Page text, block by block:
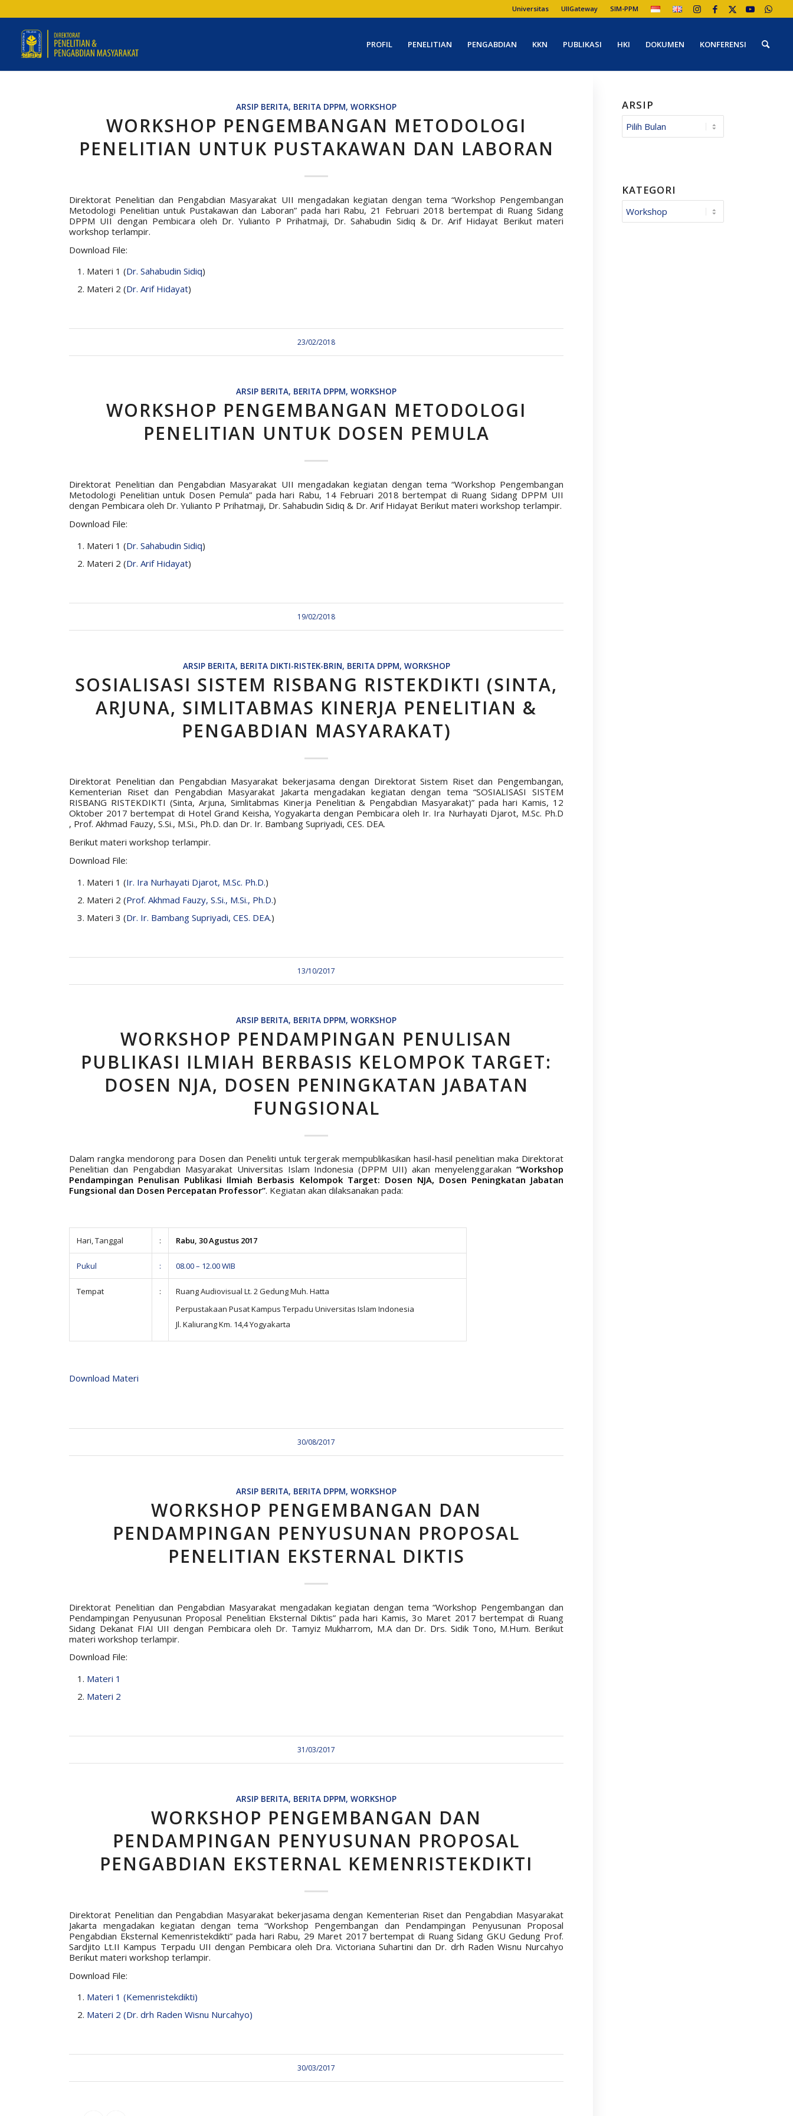
Universitas UIIGateway SIM-PPM
PROFIL PENELITIAN PENGABDIAN KKN PUBLIKASI HKI DOKUMEN KONFERENSI
ARSIP BERITA, BERITA DPPM,WORKSHOP
WORKSHOP PENGEMBANGAN METODOLOGI
PENELITIAN UNTUK PUSTAKAWAN DAN LABORAN
Direktorat Penelitian dan Pengabdian Masyarakat UII mengadakan kegiatan dengan tema “Workshop Pengembangan
Metodologi Penelitian untuk Pustakawan dan Laboran” pada hari Rabu, 21 Februari 2018 bertempat di Ruang Sidang
DPPM UII dengan Pembicara oleh Dr. Yulianto P Prihatmaji, Dr. Sahabudin Sidiq & Dr. Arif Hidayat Berikut materi
workshop terlampir.
Download File:
Materi 1 (Dr. Sahabudin Sidiq)
Materi 2 (Dr. Arif Hidayat)
23/02/2018
ARSIP BERITA, BERITA DPPM,WORKSHOP
WORKSHOP PENGEMBANGAN METODOLOGI
PENELITIAN UNTUK DOSEN PEMULA
Direktorat Penelitian dan Pengabdian Masyarakat UII mengadakan kegiatan dengan tema “Workshop Pengembangan
Metodologi Penelitian untuk Dosen Pemula” pada hari Rabu, 14 Februari 2018 bertempat di Ruang Sidang DPPM UII
dengan Pembicara oleh Dr. Yulianto P Prihatmaji, Dr. Sahabudin Sidiq & Dr. Arif Hidayat Berikut materi workshop terlampir.
Download File:
Materi 1 (Dr. Sahabudin Sidiq)
Materi 2 (Dr. Arif Hidayat)
19/02/2018
ARSIP BERITA, BERITA DIKTI-RISTEK-BRIN, BERITA DPPM, WORKSHOP
SOSIALISASI SISTEM RISBANG RISTEKDIKTI (SINTA,
ARJUNA, SIMLITABMAS KINERJA PENELITIAN &
PENGABDIAN MASYARAKAT)
Direktorat Penelitian dan Pengabdian Masyarakat bekerjasama dengan Direktorat Sistem Riset dan Pengembangan,
Kementerian Riset dan Pengabdian Masyarakat Jakarta mengadakan kegiatan dengan tema “SOSIALISASI SISTEM
RISBANG RISTEKDIKTI (Sinta, Arjuna, Simlitabmas Kinerja Penelitian & Pengabdian Masyarakat)” pada hari Kamis, 12
Oktober 2017 bertempat di Hotel Grand Keisha, Yogyakarta dengan Pembicara oleh Ir. Ira Nurhayati Djarot, M.Sc. Ph.D
, Prof. Akhmad Fauzy, S.Si., M.Si., Ph.D. dan Dr. Ir. Bambang Supriyadi, CES. DEA.
Berikut materi workshop terlampir.
Download File:
Materi 1 (Ir. Ira Nurhayati Djarot, M.Sc. Ph.D.)
Materi 2 (Prof. Akhmad Fauzy, S.Si., M.Si., Ph.D.)
Materi 3 (Dr. Ir. Bambang Supriyadi, CES. DEA.)
13/10/2017
ARSIP BERITA, BERITA DPPM,WORKSHOP
WORKSHOP PENDAMPINGAN PENULISAN
PUBLIKASI ILMIAH BERBASIS KELOMPOK TARGET:
DOSEN NJA, DOSEN PENINGKATAN JABATAN
FUNGSIONAL
Dalam rangka mendorong para Dosen dan Peneliti untuk tergerak mempublikasikan hasil-hasil penelitian maka Direktorat
Penelitian dan Pengabdian Masyarakat Universitas Islam Indonesia (DPPM UII) akan menyelenggarakan “Workshop
Pendampingan Penulisan Publikasi Ilmiah Berbasis Kelompok Target: Dosen NJA, Dosen Peningkatan Jabatan
Fungsional dan Dosen Percepatan Professor”. Kegiatan akan dilaksanakan pada:
Hari, Tanggal : Rabu, 30 Agustus 2017
Pukul : 08.00 – 12.00 WIB
Tempat :
Ruang Audiovisual Lt. 2 Gedung Muh. Hatta
Perpustakaan Pusat Kampus Terpadu Universitas Islam Indonesia
Jl. Kaliurang Km. 14,4 Yogyakarta
Download Materi
30/08/2017
ARSIP BERITA, BERITA DPPM,WORKSHOP
WORKSHOP PENGEMBANGAN DAN
PENDAMPINGAN PENYUSUNAN PROPOSAL
PENELITIAN EKSTERNAL DIKTIS
Direktorat Penelitian dan Pengabdian Masyarakat mengadakan kegiatan dengan tema “Workshop Pengembangan dan
Pendampingan Penyusunan Proposal Penelitian Eksternal Diktis” pada hari Kamis, 3o Maret 2017 bertempat di Ruang
Sidang Dekanat FIAI UII dengan Pembicara oleh Dr. Tamyiz Mukharrom, M.A dan Dr. Drs. Sidik Tono, M.Hum. Berikut
materi workshop terlampir.
Download File:
Materi 1
Materi 2
31/03/2017
ARSIP BERITA, BERITA DPPM,WORKSHOP
WORKSHOP PENGEMBANGAN DAN
PENDAMPINGAN PENYUSUNAN PROPOSAL
PENGABDIAN EKSTERNAL KEMENRISTEKDIKTI
Direktorat Penelitian dan Pengabdian Masyarakat bekerjasama dengan Kementerian Riset dan Pengabdian Masyarakat
Jakarta mengadakan kegiatan dengan tema “Workshop Pengembangan dan Pendampingan Penyusunan Proposal
Pengabdian Eksternal Kemenristekdikti” pada hari Rabu, 29 Maret 2017 bertempat di Ruang Sidang GKU Gedung Prof.
Sardjito Lt.II Kampus Terpadu UII dengan Pembicara oleh Dra. Victoriana Suhartini dan Dr. drh Raden Wisnu Nurcahyo
Berikut materi workshop terlampir.
Download File:
Materi 1 (Kemenristekdikti)
Materi 2 (Dr. drh Raden Wisnu Nurcahyo)
30/03/2017
ARSIP
KATEGORI
Kategori